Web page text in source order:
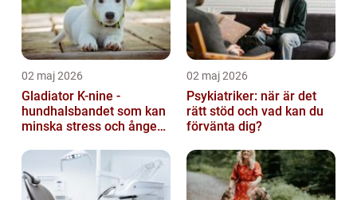
02 maj 2026
Gladiator K-nine -
hundhalsbandet som kan
minska stress och ångest
02 maj 2026
Psykiatriker: när är det
rätt stöd och vad kan du
förvänta dig?